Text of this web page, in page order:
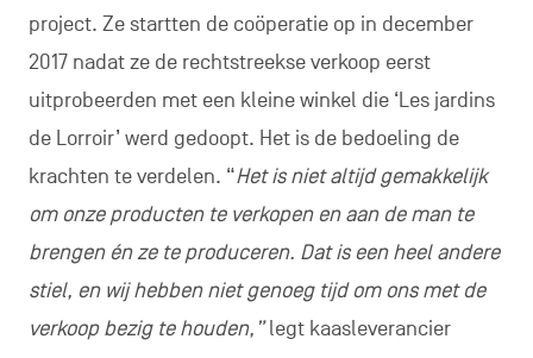
project. Ze startten de coöperatie op in december
2017 nadat ze de rechtstreekse verkoop eerst
uitprobeerden met een kleine winkel die ‘Les jardins
de Lorroir’ werd gedoopt. Het is de bedoeling de
krachten te verdelen. “Het is niet altijd gemakkelijk
om onze producten te verkopen en aan de man te
brengen én ze te produceren. Dat is een heel andere
stiel, en wij hebben niet genoeg tijd om ons met de
verkoop bezig te houden,”legt kaasleverancier